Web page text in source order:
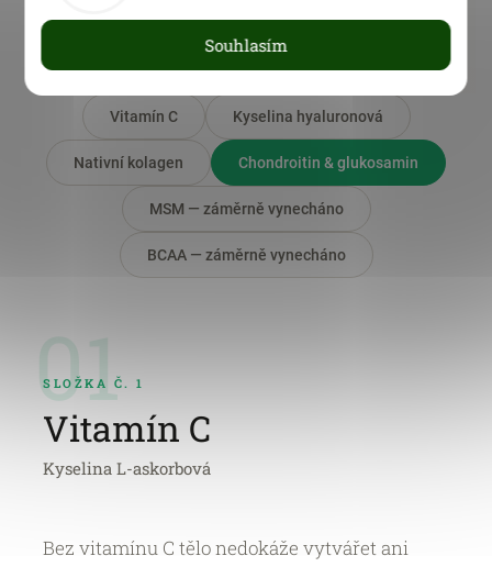
Souhlasím
Vitamín C Kyselina hyaluronová
Nativní kolagen Chondroitin & glukosamin
MSM — záměrně vynecháno
BCAA — záměrně vynecháno
01
SLOŽKA Č. 1
Vitamín C
Kyselina L-askorbová
Bez vitamínu C tělo nedokáže vytvářet ani